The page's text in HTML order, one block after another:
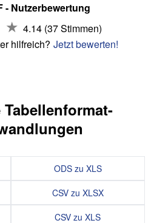
- Nutzerbewertung
4.14 (37 Stimmen)
hilfreich? Jetzt bewerten!
Tabellenformat-
ODS zu XLS
CSV zu XLSX
CSV zu XLS